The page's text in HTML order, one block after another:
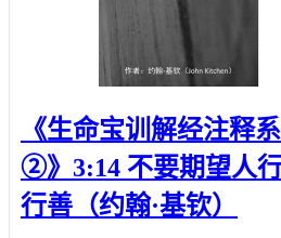
《生命宝训解经注
②》3:14 不要期望人
行善（约翰·基钦）